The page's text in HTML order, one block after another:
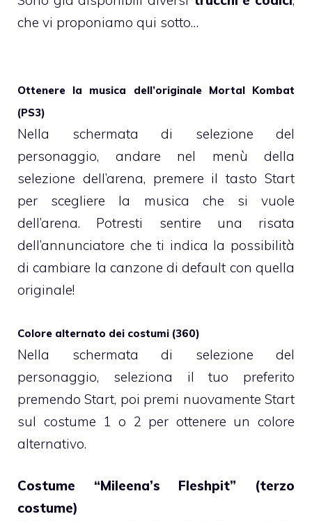
che vi proponiamo qui sotto…
Ottenere la musica dell’originale Mortal Kombat
(PS3)
Nella schermata di selezione del
personaggio, andare nel menù della
selezione dell’arena, premere il tasto Start
per scegliere la musica che si vuole
dell’arena. Potresti sentire una risata
dell’annunciatore che ti indica la possibilità
di cambiare la canzone di default con quella
originale!
Colore alternato dei costumi (360)
Nella schermata di selezione del
personaggio, seleziona il tuo preferito
premendo Start, poi premi nuovamente Start
sul costume 1 o 2 per ottenere un colore
alternativo.
Costume “Mileena’s Fleshpit” (terzo
costume)